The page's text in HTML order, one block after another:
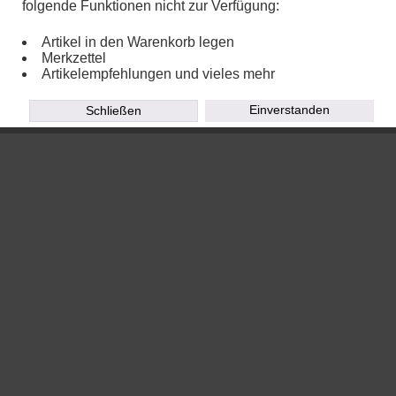
folgende Funktionen nicht zur Verfügung:
Artikel in den Warenkorb legen
Merkzettel
Artikelempfehlungen und vieles mehr
Einverstanden
Schließen